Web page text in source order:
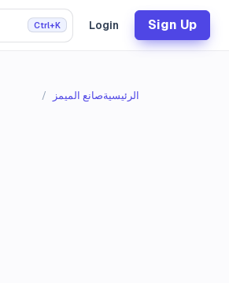
Ctrl+K Login Sign Up
الرئيسيةصانع الميمز